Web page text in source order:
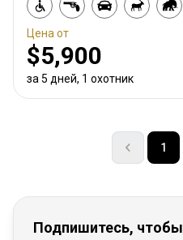
Цена от
$5,900
за 5 дней, 1 охотник
1
Подпишитесь,